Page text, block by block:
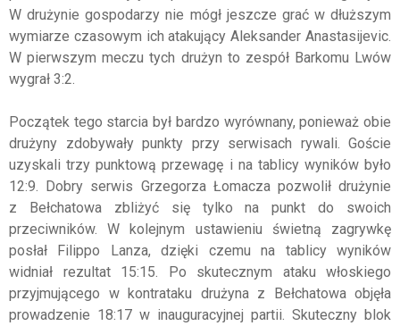
W drużynie gospodarzy nie mógł jeszcze grać w dłuższym
wymiarze czasowym ich atakujący Aleksander Anastasijevic.
W pierwszym meczu tych drużyn to zespół Barkomu Lwów
wygrał 3:2.
Początek tego starcia był bardzo wyrównany, ponieważ obie
drużyny zdobywały punkty przy serwisach rywali. Goście
uzyskali trzy punktową przewagę i na tablicy wyników było
12:9. Dobry serwis Grzegorza Łomacza pozwolił drużynie
z Bełchatowa zbliżyć się tylko na punkt do swoich
przeciwników. W kolejnym ustawieniu świetną zagrywkę
posłał Filippo Lanza, dzięki czemu na tablicy wyników
widniał rezultat 15:15. Po skutecznym ataku włoskiego
przyjmującego w kontrataku drużyna z Bełchatowa objęła
prowadzenie 18:17 w inauguracyjnej partii. Skuteczny blok